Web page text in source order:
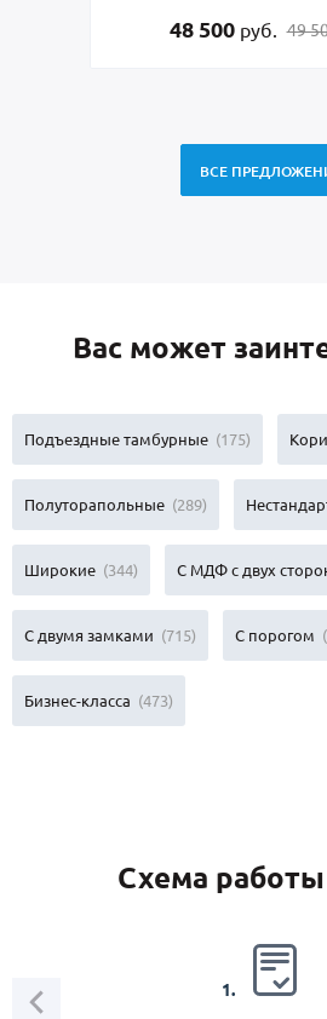
48 500 руб. 49
ВСЕ
Вас может
Подъездные тамбурные (175)
Полуторапольные (289)
Широкие (344) С МДФ с двух
С двумя замками (715) С порогом
Бизнес-класса (473)
Схема
1.